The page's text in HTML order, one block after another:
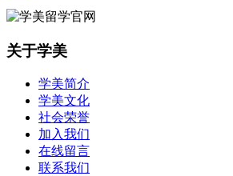
关于学美
学美简介
学美文化
社会荣誉
加入我们
在线留言
联系我们